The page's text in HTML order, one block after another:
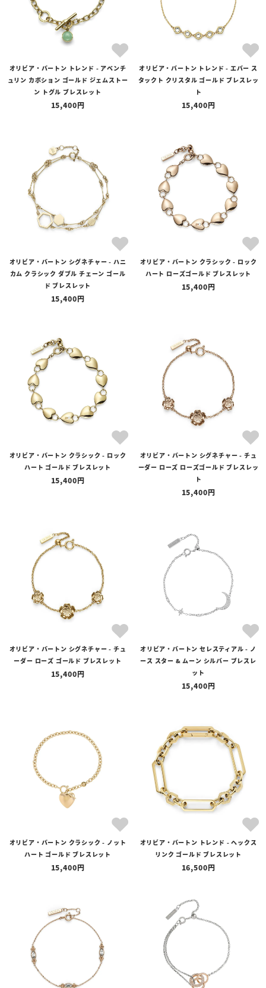
オリビア・バートン トレンド - アベンチ
ュリン カボション ゴールド ジェムストー
ン トグル ブレスレット
15,400
オリビア・バートン トレンド - エバー ス
タックト クリスタル ゴールド ブレスレッ
ト
15,400
オリビア・バートン シグネチャー - ハニ
カム クラシック ダブル チェーン ゴール
ド ブレスレット
15,400
オリビア・バートン クラシック - ロック
ハート ローズゴールド ブレスレット
15,400
オリビア・バートン クラシック - ロック
ハート ゴールド ブレスレット
15,400
オリビア・バートン シグネチャー - チュ
ーダー ローズ ローズゴールド ブレスレッ
ト
15,400
オリビア・バートン シグネチャー - チュ
ーダー ローズ ゴールド ブレスレット
15,400
オリビア・バートン セレスティアル - ノ
ース スター & ムーン シルバー ブレスレ
ット
15,400
オリビア・バートン クラシック - ノット
ハート ゴールド ブレスレット
15,400
オリビア・バートン トレンド - ヘックス
リンク ゴールド ブレスレット
16,500